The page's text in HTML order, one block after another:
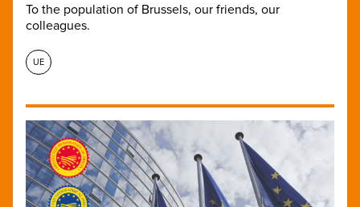
To the population of Brussels, our friends, our
colleagues.
UE